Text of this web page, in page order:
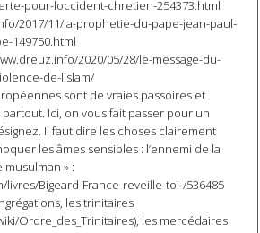
pour-loccident-chretien-254373.html
2017/11/la-prophetie-du-pape-jean-paul-
149750.html
2020/05/28/le-message-du-
de-lislam/
sont de vraies passoires et
partout. Ici, on vous fait passer pour un
Il faut dire les choses clairement
les âmes sensibles : l’ennemi de la
musulman » :
livres/Bigeard-France-reveille-toi-/536485
les trinitaires
Ordre_des_Trinitaires), les mercédaires